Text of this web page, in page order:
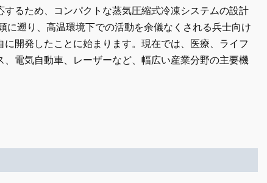
るため、コンパクトな蒸気圧縮式冷凍システムの設計
に遡り、高温環境下での活動を余儀なくされる兵士向け
開発したことに始まります。現在では、医療、ライフ
電気自動車、レーザーなど、幅広い産業分野の主要機